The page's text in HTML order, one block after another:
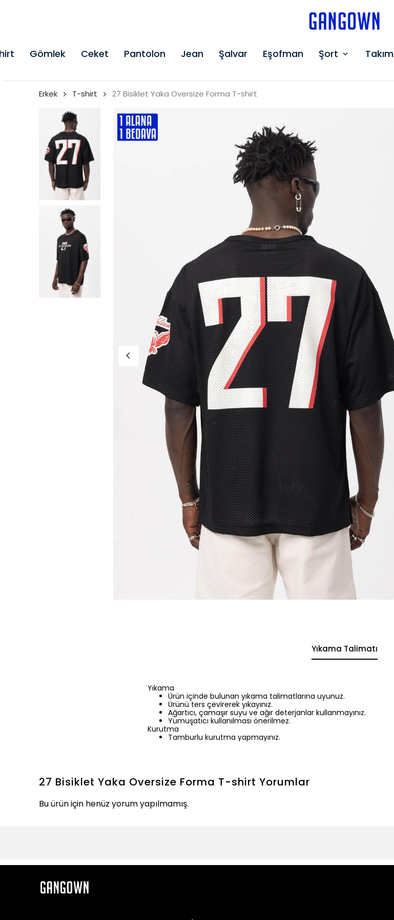
Gömlek Ceket Pantolon Jean Şalvar Eşofman Şort Takım
Erkek T-shirt 27 Bisiklet Yaka Oversize Forma T-shirt
Yıkama Talimatı
Yıkama
Ürün içinde bulunan yıkama talimatlarına uyunuz.
Ürünü ters çevirerek yıkayınız.
Ağartıcı, çamaşır suyu ve ağır deterjanlar kullanmayınız.
Yumuşatıcı kullanılması önerilmez.
Kurutma
Tamburlu kurutma yapmayınız.
27 Bisiklet Yaka Oversize Forma T-shirt Yorumlar
Bu ürün için henüz yorum yapılmamış.